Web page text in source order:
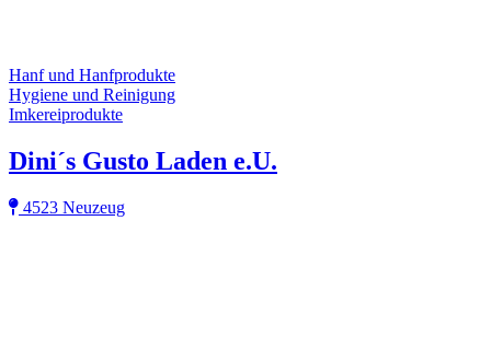
Hanf und Hanfprodukte
Hygiene und Reinigung
Imkereiprodukte
Dini´s Gusto Laden e.U.
4523 Neuzeug